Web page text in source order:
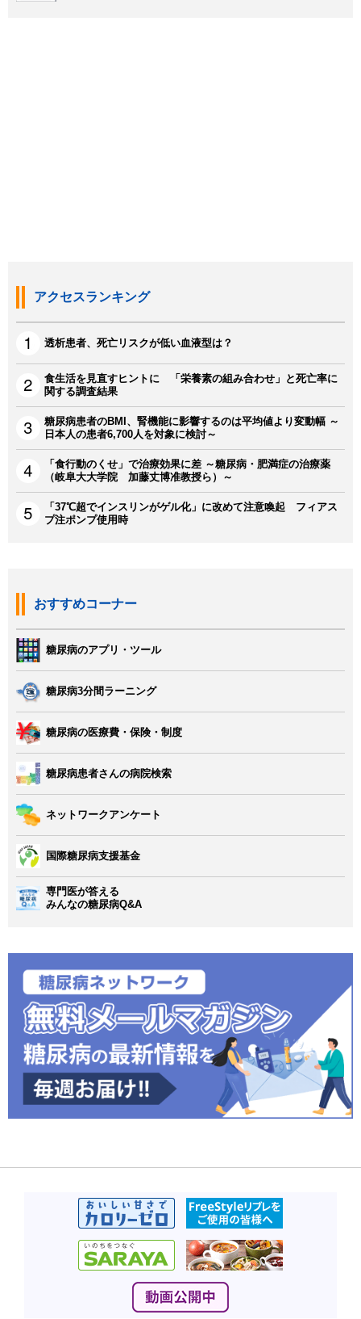
アクセスランキング
透析患者、死亡リスクが低い血液型は？
食生活を見直すヒントに 「栄養素の組み合わせ」と死亡率に
関する調査結果
糖尿病患者のBMI、腎機能に影響するのは平均値より変動幅 ～
日本人の患者6,700人を対象に検討～
「食行動のくせ」で治療効果に差 ～糖尿病・肥満症の治療薬
（岐阜大大学院 加藤丈博准教授ら）～
「37℃超でインスリンがゲル化」に改めて注意喚起 フィアス
プ注ポンプ使用時
おすすめコーナー
糖尿病のアプリ・ツール
糖尿病3分間ラーニング
糖尿病の医療費・保険・制度
糖尿病患者さんの病院検索
ネットワークアンケート
国際糖尿病支援基金
専門医が答える
みんなの糖尿病Q&A